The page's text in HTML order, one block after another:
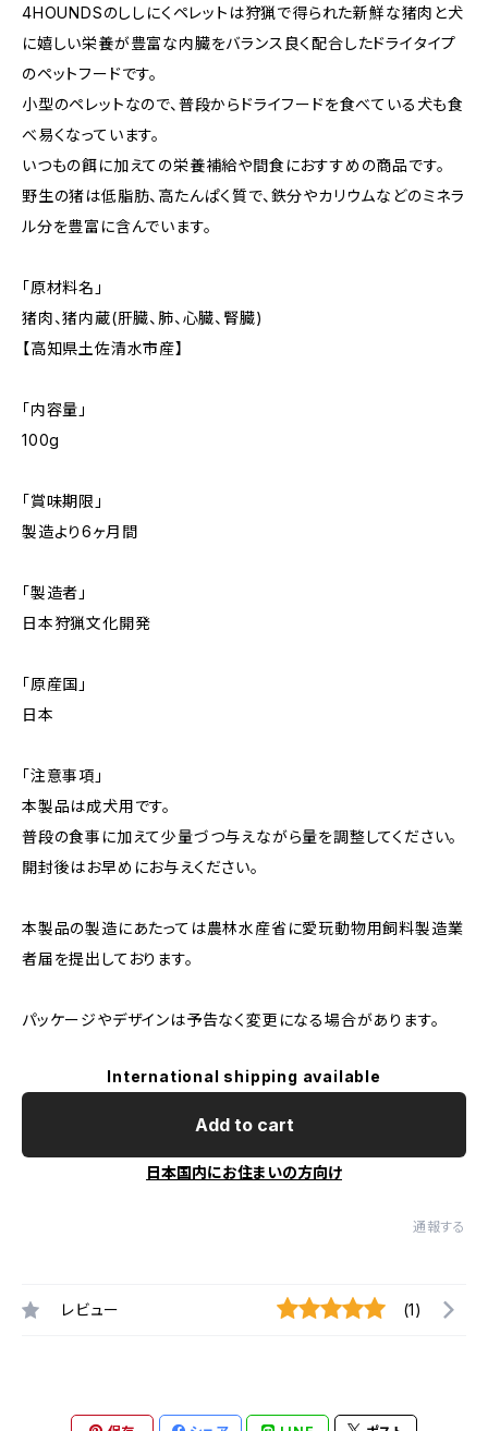
4HOUNDSのししにくペレットは狩猟で得られた新鮮な猪肉と犬
に嬉しい栄養が豊富な内臓をバランス良く配合したドライタイプ
のペットフードです。
小型のペレットなので、普段からドライフードを食べている犬も食
べ易くなっています。
いつもの餌に加えての栄養補給や間食におすすめの商品です。
野生の猪は低脂肪、高たんぱく質で、鉄分やカリウムなどのミネラ
ル分を豊富に含んでいます。
「原材料名」
猪肉、猪内蔵(肝臓、肺、心臓、腎臓)
【高知県土佐清水市産】
「内容量」
100g
「賞味期限」
製造より6ヶ月間
「製造者」
日本狩猟文化開発
「原産国」
日本
「注意事項」
本製品は成犬用です。
普段の食事に加えて少量づつ与えながら量を調整してください。
開封後はお早めにお与えください。
本製品の製造にあたっては農林水産省に愛玩動物用飼料製造業
者届を提出しております。
パッケージやデザインは予告なく変更になる場合があります。
International shipping available
Add to cart
日本国内にお住まいの方向け
通報する
レビュー (1)